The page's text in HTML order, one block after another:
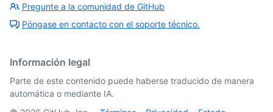
Pregunte a la comunidad de GitHub
Póngase en contacto con el soporte técnico.
Información legal
Parte de este contenido puede haberse traducido de manera
automática o mediante IA.